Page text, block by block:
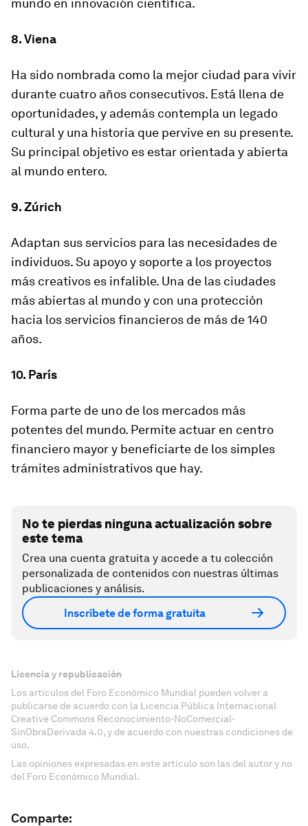
mundo en innovación científica.
8. Viena
Ha sido nombrada como la mejor ciudad para vivir
durante cuatro años consecutivos. Está llena de
oportunidades, y además contempla un legado
cultural y una historia que pervive en su presente.
Su principal objetivo es estar orientada y abierta
al mundo entero.
9. Zúrich
Adaptan sus servicios para las necesidades de
individuos. Su apoyo y soporte a los proyectos
más creativos es infalible. Una de las ciudades
más abiertas al mundo y con una protección
hacia los servicios financieros de más de 140
años.
10. París
Forma parte de uno de los mercados más
potentes del mundo. Permite actuar en centro
financiero mayor y beneficiarte de los simples
trámites administrativos que hay.
No te pierdas ninguna actualización sobre
este tema
Crea una cuenta gratuita y accede a tu colección
personalizada de contenidos con nuestras últimas
publicaciones y análisis.
Inscríbete de forma gratuita
Licencia y republicación
Los artículos del Foro Económico Mundial pueden volver a
publicarse de acuerdo con la Licencia Pública Internacional
Creative Commons Reconocimiento-NoComercial-
SinObraDerivada 4.0, y de acuerdo con nuestras condiciones de
uso.
Las opiniones expresadas en este artículo son las del autor y no
del Foro Económico Mundial.
Comparte: